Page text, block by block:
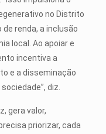
no Distrito
de renda, a inclusão
local. Ao apoiar e
incentiva a
e a disseminação
diz.
gera valor,
priorizar, cada